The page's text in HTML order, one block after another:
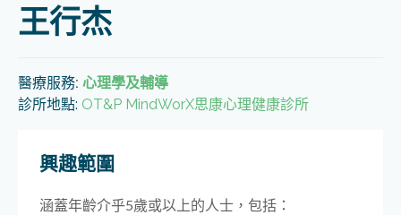
王行杰
醫療服務: 心理學及輔導
診所地點: OT&P MindWorX思康心理健康診所
興趣範圍
涵蓋年齡介乎5歲或以上的人士，包括：